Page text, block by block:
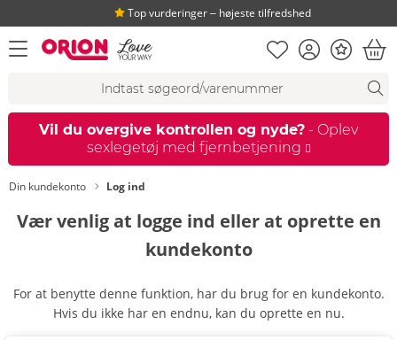
Top vurderinger ‒ højeste tilfredshed
åbn menu Huskeseddel
Kundekonto
Bonus
Vil du overgive kontrollen og nyde? - Oplev
sexlegetøj med fjernbetjening
Din kundekonto Log ind
Vær venlig at logge ind eller at oprette en
kundekonto
For at benytte denne funktion, har du brug for en kundekonto.
Hvis du ikke har en endnu, kan du oprette en nu.